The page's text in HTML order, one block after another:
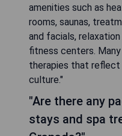
amenities such as
rooms, saunas,
and facials,
fitness centers.
therapies that reflect
culture."
"Are there any
stays and spa